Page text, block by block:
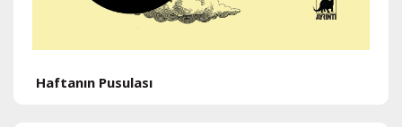
Haftanın Pusulası